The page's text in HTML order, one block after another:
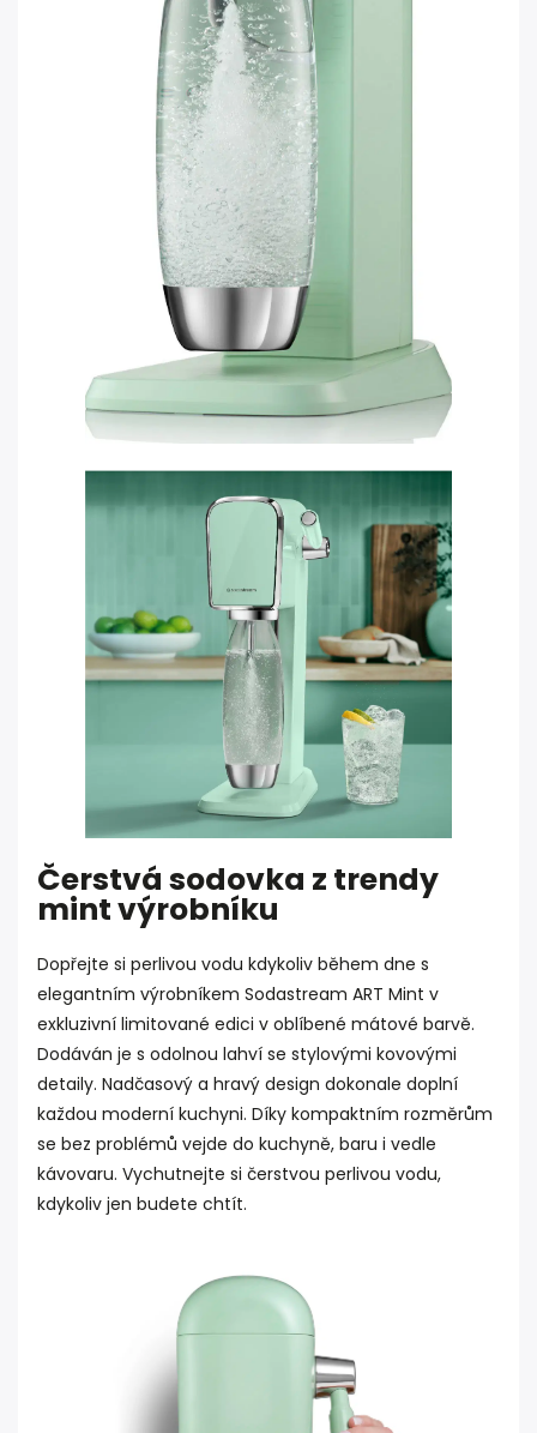
Čerstvá sodovka z trendy
mint výrobníku
Dopřejte si perlivou vodu kdykoliv během dne s
elegantním výrobníkem Sodastream ART Mint v
exkluzivní limitované edici v oblíbené mátové barvě.
Dodáván je s odolnou lahví se stylovými kovovými
detaily. Nadčasový a hravý design dokonale doplní
každou moderní kuchyni. Díky kompaktním rozměrům
se bez problémů vejde do kuchyně, baru i vedle
kávovaru. Vychutnejte si čerstvou perlivou vodu,
kdykoliv jen budete chtít.